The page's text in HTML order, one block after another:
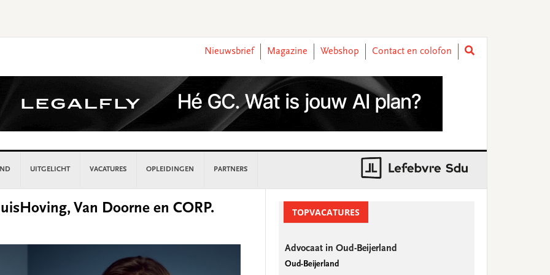
Nieuwsbrief
Magazine Webshop Contact en colofon
UITGELICHT VACATURES OPLEIDINGEN PARTNERS
Van Doorne en CORP.
SidebarTOPVACATURES
Advocaat in Oud-Beijerland
Oud-Beijerland